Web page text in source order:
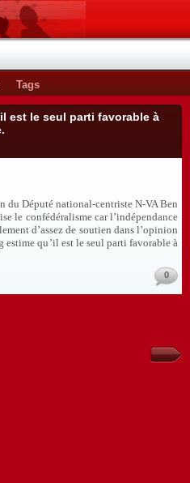
Tags
est le seul parti favorable à
du Député national-centriste N-VA Ben
le confédéralisme car l’indépendance
d’assez de soutien dans l’opinion
qu’il est le seul parti favorable à
0